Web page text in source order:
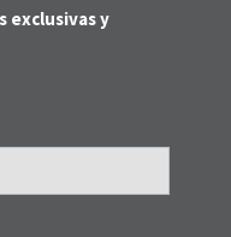
exclusivas y